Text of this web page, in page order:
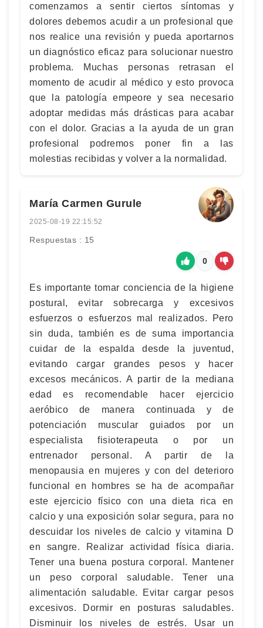
comenzamos a sentir ciertos síntomas y
dolores debemos acudir a un profesional que
nos realice una revisión y pueda aportarnos
un diagnóstico eficaz para solucionar nuestro
problema. Muchas personas retrasan el
momento de acudir al médico y esto provoca
que la patología empeore y sea necesario
adoptar medidas más drásticas para acabar
con el dolor. Gracias a la ayuda de un gran
profesional podremos poner fin a las
molestias recibidas y volver a la normalidad.
María Carmen Gurule
2025-08-19 22:15:52
Respuestas : 15
0
Es importante tomar conciencia de la higiene
postural, evitar sobrecarga y excesivos
esfuerzos o esfuerzos mal realizados. Pero
sin duda, también es de suma importancia
cuidar de la espalda desde la juventud,
evitando cargar grandes pesos y hacer
excesos mecánicos. A partir de la mediana
edad es recomendable hacer ejercicio
aeróbico de manera continuada y de
potenciación muscular guiados por un
especialista fisioterapeuta o por un
entrenador personal. A partir de la
menopausia en mujeres y con del deterioro
funcional en hombres se ha de acompañar
este ejercicio físico con una dieta rica en
calcio y una exposición solar segura, para no
descuidar los niveles de calcio y vitamina D
en sangre. Realizar actividad física diaria.
Tener una buena postura corporal. Mantener
un peso corporal saludable. Tener una
alimentación saludable. Evitar cargar pesos
excesivos. Dormir en posturas saludables.
Disminuir los niveles de estrés. Usar un